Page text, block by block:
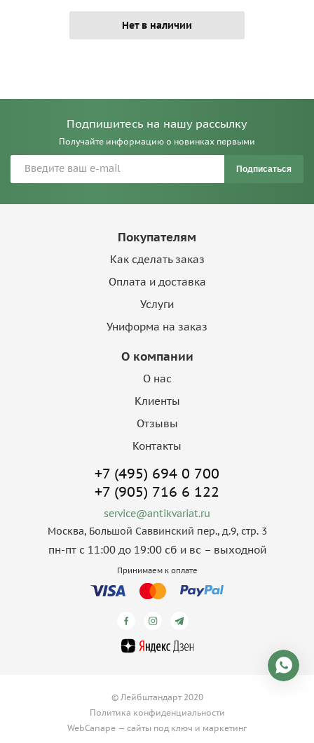
Нет в наличии
Подпишитесь на нашу рассылку
Получайте информацию о новинках первыми
Подписаться
Покупателям
Как сделать заказ
Оплата и доставка
Услуги
Униформа на заказ
О компании
О нас
Клиенты
Отзывы
Контакты
+7 (495) 694 0 700
+7 (905) 716 6 122
service@antikvariat.ru
Москва, Большой Саввинский пер., д.9, стр. 3
пн-пт с 11:00 до 19:00 сб и вс – выходной
Принимаем к оплате
© Лейбштандарт 2020
Политика конфиденциальности
WebCanape — сайты под ключ и маркетинг